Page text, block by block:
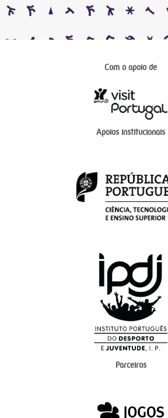
Com o apoio de
Apoios institucionais
Parceiros